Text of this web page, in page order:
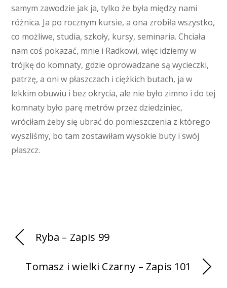
samym zawodzie jak ja, tylko że była między nami
różnica. Ja po rocznym kursie, a ona zrobiła wszystko,
co możliwe, studia, szkoły, kursy, seminaria. Chciała
nam coś pokazać, mnie i Radkowi, więc idziemy w
trójkę do komnaty, gdzie oprowadzane są wycieczki,
patrzę, a oni w płaszczach i ciężkich butach, ja w
lekkim obuwiu i bez okrycia, ale nie było zimno i do tej
komnaty było parę metrów przez dziedziniec,
wróciłam żeby się ubrać do pomieszczenia z którego
wyszliśmy, bo tam zostawiłam wysokie buty i swój
płaszcz.
Ryba – Zapis 99
Tomasz i wielki Czarny – Zapis 101